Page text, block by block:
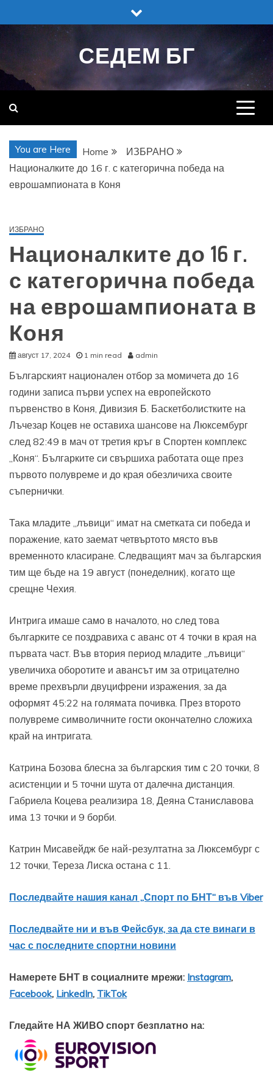
to
СЕДЕМ БГ
You are Here Home
ИЗБРАНО
Националките до 16 г. с категорична победа на
еврошампионата в Коня
ИЗБРАНО
Националките до 16 г.
с категорична победа
на еврошампионата в
Коня
август 17, 2024 1 min read admin
Българският национален отбор за момичета до 16
години записа първи успех на европейското
първенство в Коня, Дивизия Б. Баскетболистките на
Лъчезар Коцев не оставиха шансове на Люксембург
след 82:49 в мач от третия кръг в Спортен комплекс
„Коня“. Българките си свършиха работата още през
първото полувреме и до края обезличиха своите
съпернички.
Така младите „лъвици“ имат на сметката си победа и
поражение, като заемат четвъртото място във
временното класиране. Следващият мач за българския
тим ще бъде на 19 август (понеделник), когато ще
срещне Чехия.
Интрига имаше само в началото, но след това
българките се поздравиха с аванс от 4 точки в края на
първата част. Във втория период младите „лъвици“
увеличиха оборотите и авансът им за отрицателно
време прехвърли двуцифрени изражения, за да
оформят 45:22 на голямата почивка. През второто
полувреме символичните гости окончателно сложиха
край на интригата.
Катрина Бозова блесна за българския тим с 20 точки, 8
асистенции и 5 точни шута от далечна дистанция.
Габриела Коцева реализира 18, Деяна Станиславова
има 13 точки и 9 борби.
Катрин Мисавейдж бе най-резултатна за Люксембург с
12 точки, Тереза Лиска остана с 11.
Последвайте нашия канал „Спорт по БНТ“ във Viber
Последвайте ни и във Фейсбук, за да сте винаги в
час с последните спортни новини
Намерете БНТ в социалните мрежи: Instagram,
Facebook, LinkedIn, TikTok
Гледайте НА ЖИВО спорт безплатно на: